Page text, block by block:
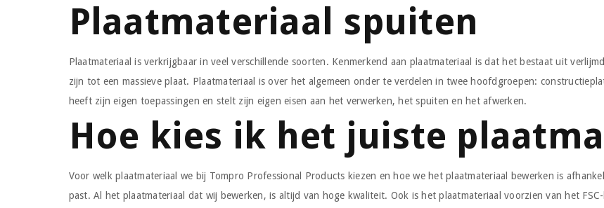
Plaatmateriaal spuiten
Plaatmateriaal is verkrijgbaar in veel verschillende soorten. Kenmerkend aan plaatmateriaal is dat het bestaat uit
zijn tot een massieve plaat. Plaatmateriaal is over het algemeen onder te verdelen in twee hoofdgroepen:
heeft zijn eigen toepassingen en stelt zijn eigen eisen aan het verwerken, het spuiten en het afwerken.
Hoe kies ik het juiste
Voor welk plaatmateriaal we bij Tompro Professional Products kiezen en hoe we het plaatmateriaal bewerken is
past. Al het plaatmateriaal dat wij bewerken, is altijd van hoge kwaliteit. Ook is het plaatmateriaal voorzien van het